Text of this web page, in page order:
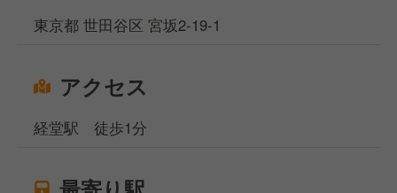
東京都 世田谷区 宮坂2-19-1
アクセス
経堂駅 徒歩1分